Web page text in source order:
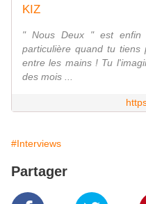
KIZ
" Nous Deux " est enfin
particulière quand tu
entre les mains ! Tu
des mois ...
#Interviews
Partager